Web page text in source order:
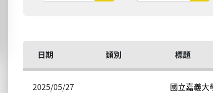
日期 類別 標題
2025/05/27 國立嘉義大